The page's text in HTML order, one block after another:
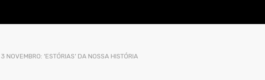
3 NOVEMBRO: ‘ESTÓRIAS’ DA NOSSA HISTÓRIA